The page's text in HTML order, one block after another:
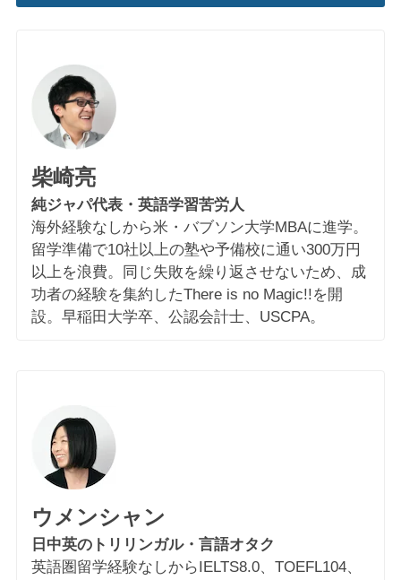
柴崎亮
純ジャパ代表・英語学習苦労人
海外経験なしから米・バブソン大学MBAに進学。
留学準備で10社以上の塾や予備校に通い300万円
以上を浪費。同じ失敗を繰り返させないため、成
功者の経験を集約したThere is no Magic!!を開
設。早稲田大学卒、公認会計士、USCPA。
ウメンシャン
日中英のトリリンガル・言語オタク
英語圏留学経験なしからIELTS8.0、TOEFL104、